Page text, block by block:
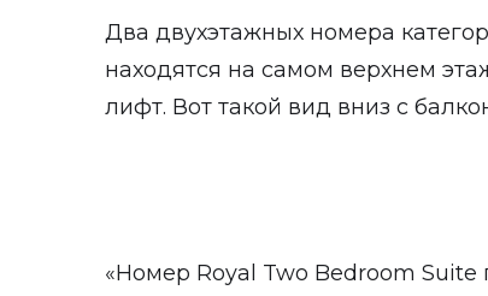
Два двухэтажных номера
находятся на самом верхнем
лифт. Вот такой вид вниз с
«Номер Royal Two Bedroom